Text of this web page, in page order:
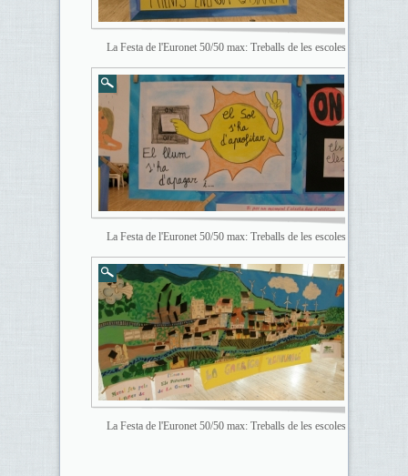
La Festa de l'Euronet 50/50 max: Treballs de les escoles
La Festa de l'Euronet 50/50 max: Treballs de les escoles
La Festa de l'Euronet 50/50 max: Treballs de les escoles